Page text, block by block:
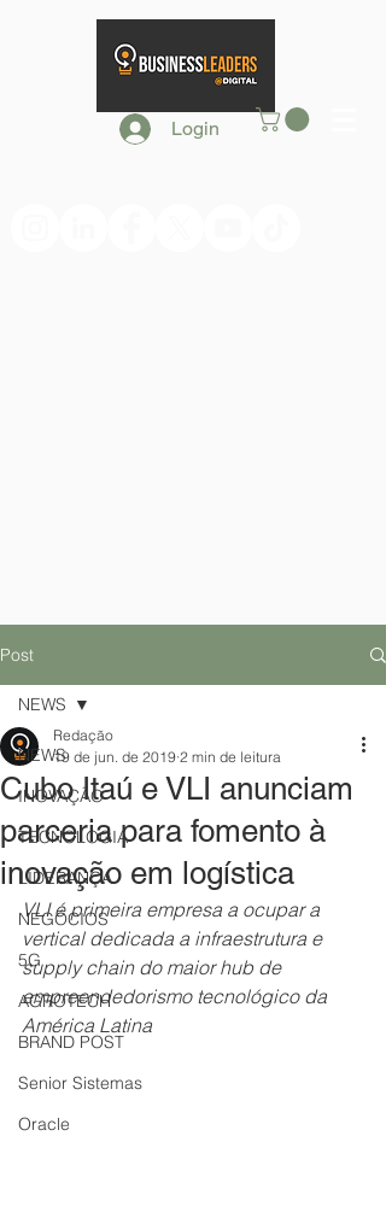
Login
Post
NEWS
INOVAÇÃO
TECNOLOGIA
LIDERANÇA
NEGÓCIOS
5G
AGROTECH
BRAND POST
Senior Sistemas
Oracle
NEWS
Cubo Itaú e VLI anunciam
parceria para fomento à
inovação em logística
Redação
19 de jun. de 2019 2 min de leitura
VLI é primeira empresa a ocupar a
vertical dedicada a infraestrutura e
supply chain do maior hub de
empreendedorismo tecnológico da
América Latina